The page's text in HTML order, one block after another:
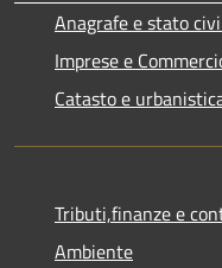
Anagrafe e stato
Imprese e
Catasto e
Tributi,finanze e
Ambiente